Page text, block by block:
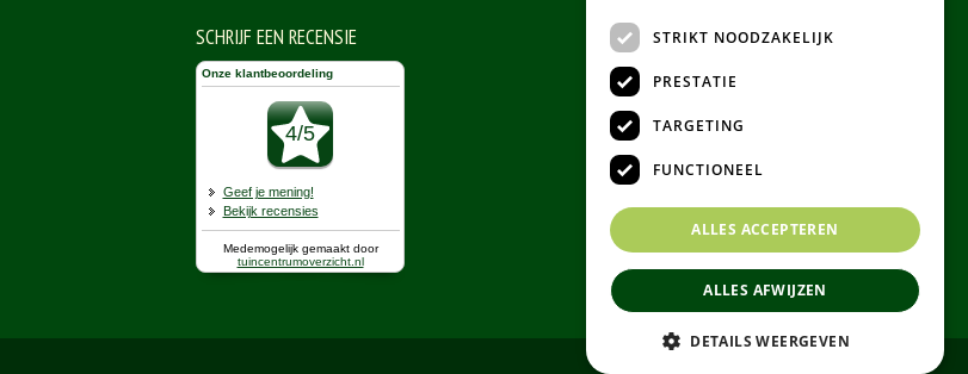
SCHRIJF EEN RECENSIE STRIKT NOODZAKELIJK
PRESTATIE
TARGETING
FUNCTIONEEL
ALLES ACCEPTEREN
ALLES AFWIJZEN
DETAILS WEERGEVEN